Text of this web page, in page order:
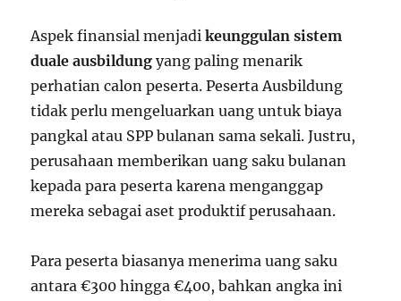
Aspek finansial menjadikeunggulan sistem
duale ausbildung yang paling menarik
perhatian calon peserta. Peserta Ausbildung
tidak perlu mengeluarkan uang untuk biaya
pangkal atau SPP bulanan sama sekali. Justru,
perusahaan memberikan uang saku bulanan
kepada para peserta karena menganggap
mereka sebagai aset produktif perusahaan.
Para peserta biasanya menerima uang saku
antara €300 hingga €400, bahkan angka ini